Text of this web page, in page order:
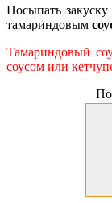
Посыпать
тамариндовым
Тамариндовый
соусом или